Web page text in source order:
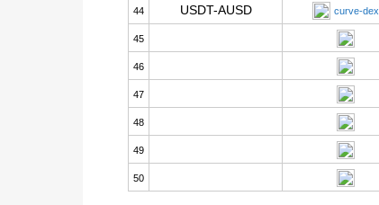
44 USDT-AUSD curve-dex
45
46
47
48
49
50